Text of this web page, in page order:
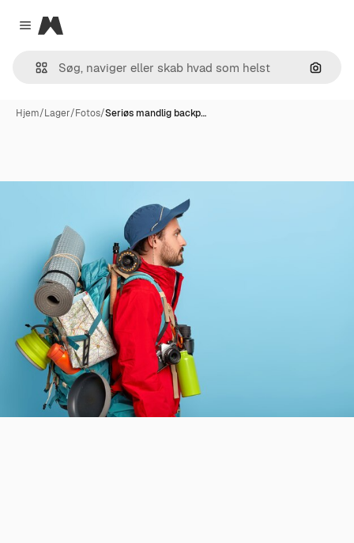
Close menu
Magnific
Søg
Hjem/Lager/Fotos/Seriøs mandlig backp…